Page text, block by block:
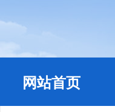
网站首页